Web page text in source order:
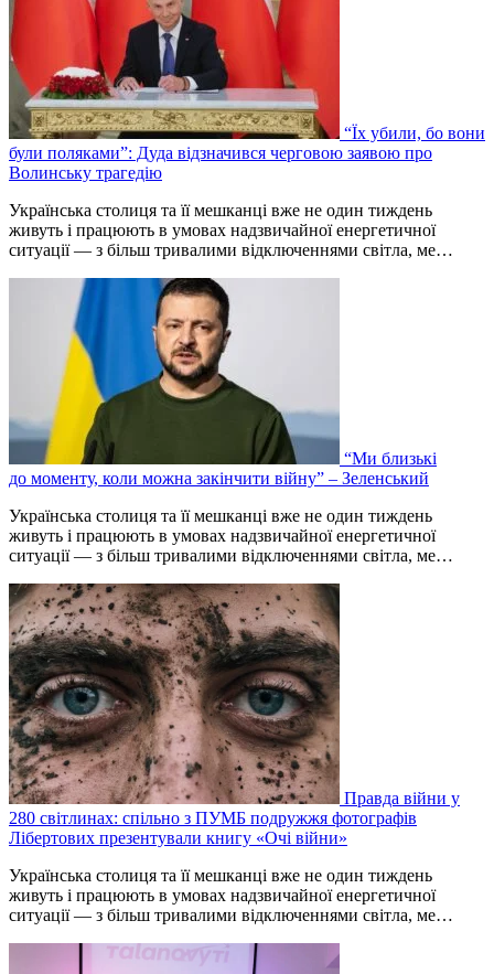
“Їх убили, бо вони
були поляками”: Дуда відзначився черговою заявою про
Волинську трагедію
Українська столиця та її мешканці вже не один тиждень
живуть і працюють в умовах надзвичайної енергетичної
ситуації — з більш тривалими відключеннями світла, ме…
“Ми близькі
до моменту, коли можна закінчити війну” – Зеленський
Українська столиця та її мешканці вже не один тиждень
живуть і працюють в умовах надзвичайної енергетичної
ситуації — з більш тривалими відключеннями світла, ме…
Правда війни у
280 світлинах: спільно з ПУМБ подружжя фотографів
Лібертових презентували книгу «Очі війни»
Українська столиця та її мешканці вже не один тиждень
живуть і працюють в умовах надзвичайної енергетичної
ситуації — з більш тривалими відключеннями світла, ме…